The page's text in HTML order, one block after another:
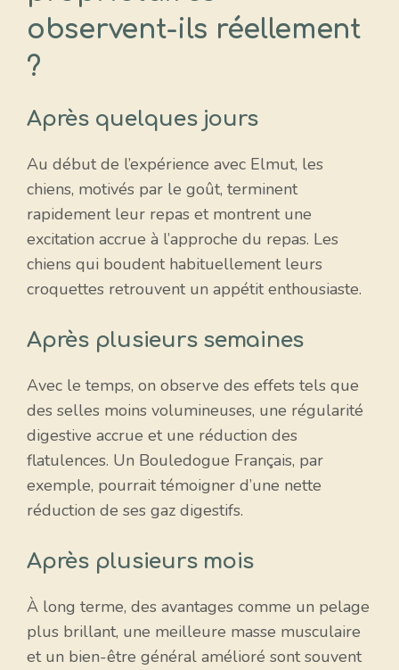
observent-ils réellement
?
Après quelques jours
Au début de l’expérience avec Elmut, les
chiens, motivés par le goût, terminent
rapidement leur repas et montrent une
excitation accrue à l’approche du repas. Les
chiens qui boudent habituellement leurs
croquettes retrouvent un appétit enthousiaste.
Après plusieurs semaines
Avec le temps, on observe des effets tels que
des selles moins volumineuses, une régularité
digestive accrue et une réduction des
flatulences. Un Bouledogue Français, par
exemple, pourrait témoigner d’une nette
réduction de ses gaz digestifs.
Après plusieurs mois
À long terme, des avantages comme un pelage
plus brillant, une meilleure masse musculaire
et un bien-être général amélioré sont souvent